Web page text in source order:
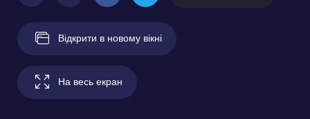
Відкрити в новому вікні
На весь екран